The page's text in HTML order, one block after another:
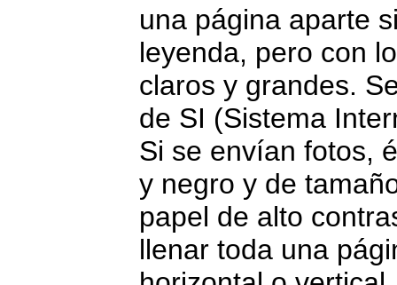
una página aparte
leyenda, pero con
claros y grandes.
de SI (Sistema
Si se envían fotos,
y negro y de
papel de alto
llenar toda una